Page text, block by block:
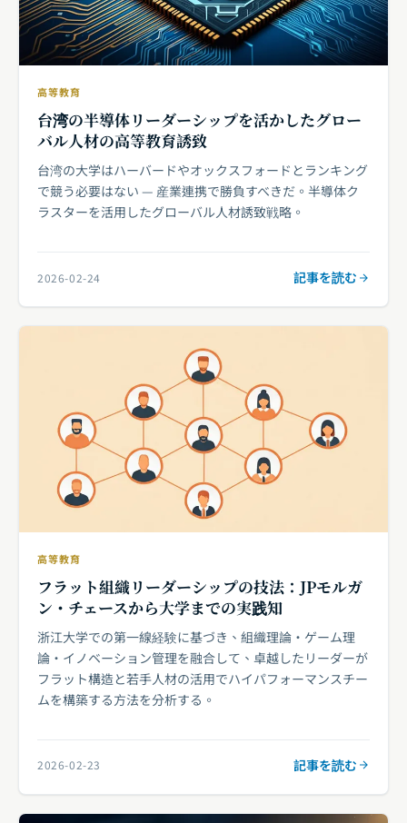
高等教育
台湾の半導体リーダーシップを活かしたグロー
バル人材の高等教育誘致
台湾の大学はハーバードやオックスフォードとランキング
で競う必要はない — 産業連携で勝負すべきだ。半導体ク
ラスターを活用したグローバル人材誘致戦略。
2026-02-24 記事を読む
高等教育
フラット組織リーダーシップの技法：JPモルガ
ン・チェースから大学までの実践知
浙江大学での第一線経験に基づき、組織理論・ゲーム理
論・イノベーション管理を融合して、卓越したリーダーが
フラット構造と若手人材の活用でハイパフォーマンスチー
ムを構築する方法を分析する。
2026-02-23 記事を読む